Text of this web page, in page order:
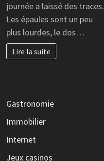
journée a laissé des traces.
Les épaules sont un peu
plus lourdes, le dos…
Lire la suite
Gastronomie
Immobilier
Internet
Jeux casinos